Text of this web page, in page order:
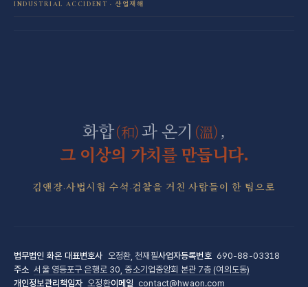
INDUSTRIAL ACCIDENT · 산업재해
화합(和)과 온기 (溫) ,
그 이상의 가치를 만듭니다.
김앤장·사법시험 수석·검찰을 거친 사람들이 한 팀으로
법무법인 화온 대표변호사 오정환, 천재필사업자등록번호 690-88-03318
주소 서울 영등포구 은행로 30, 중소기업중앙회 본관 7층 (여의도동)
개인정보관리책임자 오정환이메일 contact@hwaon.com